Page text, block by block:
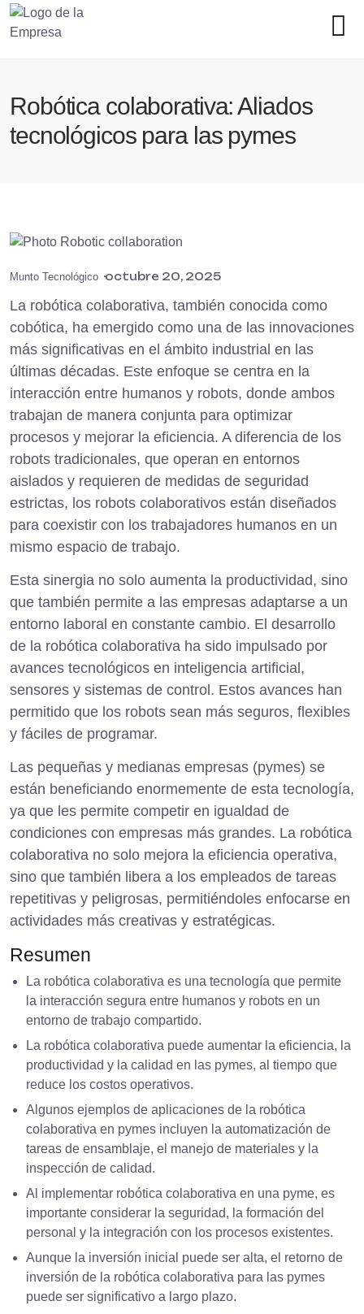
Robótica colaborativa: Aliados
tecnológicos para las pymes
Munto Tecnológico octubre 20, 2025
La robótica colaborativa, también conocida como
cobótica, ha emergido como una de las innovaciones
más significativas en el ámbito industrial en las
últimas décadas. Este enfoque se centra en la
interacción entre humanos y robots, donde ambos
trabajan de manera conjunta para optimizar
procesos y mejorar la eficiencia. A diferencia de los
robots tradicionales, que operan en entornos
aislados y requieren de medidas de seguridad
estrictas, los robots colaborativos están diseñados
para coexistir con los trabajadores humanos en un
mismo espacio de trabajo.
Esta sinergia no solo aumenta la productividad, sino
que también permite a las empresas adaptarse a un
entorno laboral en constante cambio. El desarrollo
de la robótica colaborativa ha sido impulsado por
avances tecnológicos en inteligencia artificial,
sensores y sistemas de control. Estos avances han
permitido que los robots sean más seguros, flexibles
y fáciles de programar.
Las pequeñas y medianas empresas (pymes) se
están beneficiando enormemente de esta tecnología,
ya que les permite competir en igualdad de
condiciones con empresas más grandes. La robótica
colaborativa no solo mejora la eficiencia operativa,
sino que también libera a los empleados de tareas
repetitivas y peligrosas, permitiéndoles enfocarse en
actividades más creativas y estratégicas.
Resumen
La robótica colaborativa es una tecnología que permite
la interacción segura entre humanos y robots en un
entorno de trabajo compartido.
La robótica colaborativa puede aumentar la eficiencia, la
productividad y la calidad en las pymes, al tiempo que
reduce los costos operativos.
Algunos ejemplos de aplicaciones de la robótica
colaborativa en pymes incluyen la automatización de
tareas de ensamblaje, el manejo de materiales y la
inspección de calidad.
Al implementar robótica colaborativa en una pyme, es
importante considerar la seguridad, la formación del
personal y la integración con los procesos existentes.
Aunque la inversión inicial puede ser alta, el retorno de
inversión de la robótica colaborativa para las pymes
puede ser significativo a largo plazo.